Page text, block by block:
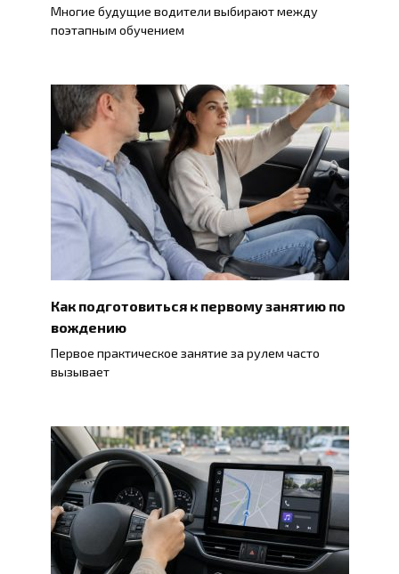
Многие будущие водители выбирают между
поэтапным обучением
Как подготовиться к первому занятию по
вождению
Первое практическое занятие за рулем часто
вызывает